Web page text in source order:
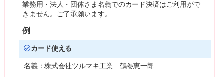
業務用・法人・団体さま名義でのカード決済はご利用がで
きません。ご了承願います。
例
カード使える
名義：株式会社ツルマキ工業 鶴巻恵一郎